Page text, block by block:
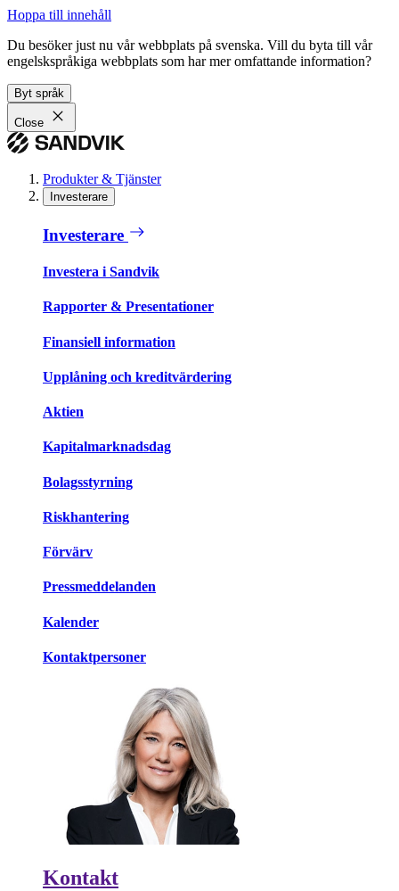
Hoppa till innehåll
Du besöker just nu vår webbplats på svenska. Vill du byta till vår
engelskspråkiga webbplats som har mer omfattande information?
Byt språk
Close
Produkter & Tjänster
Investerare
Investerare
Investera i Sandvik
Rapporter & Presentationer
Finansiell information
Upplåning och kreditvärdering
Aktien
Kapitalmarknadsdag
Bolagsstyrning
Riskhantering
Förvärv
Pressmeddelanden
Kalender
Kontaktpersoner
Kontakt